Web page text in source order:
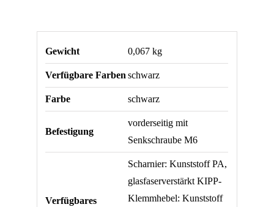
Menge
Gewicht 0,067 kg
Verfügbare Farben schwarz
Farbe schwarz
Befestigung
vorderseitig mit
Senkschraube M6
Verfügbares
Scharnier: Kunststoff PA,
glasfaserverstärkt KIPP-
Klemmhebel: Kunststoff